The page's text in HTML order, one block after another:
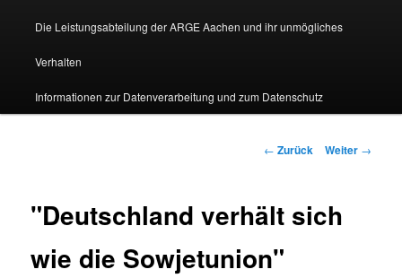
Die Leistungsabteilung der ARGE Aachen und ihr unmögliches
Verhalten
Informationen zur Datenverarbeitung und zum Datenschutz
Beitragsnavigation
← Zurück Weiter →
"Deutschland verhält sich
wie die Sowjetunion"